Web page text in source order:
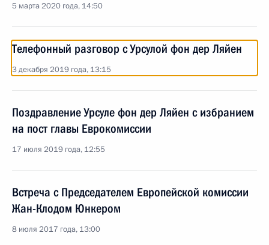
5 марта 2020 года, 14:50
Телефонный разговор с Урсулой фон дер Ляйен
3 декабря 2019 года, 13:15
Поздравление Урсуле фон дер Ляйен с избранием
на пост главы Еврокомиссии
17 июля 2019 года, 12:55
Встреча с Председателем Европейской комиссии
Жан-Клодом Юнкером
8 июля 2017 года, 13:00